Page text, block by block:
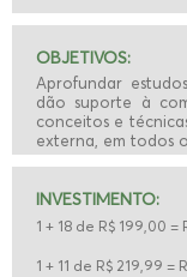
OBJETIVOS:
Aprofundar
dão suporte à
conceitos e
externa, em todos
INVESTIMENTO:
1 + 18 de R$ 199,00 =
1 + 11 de R$ 219,99 =